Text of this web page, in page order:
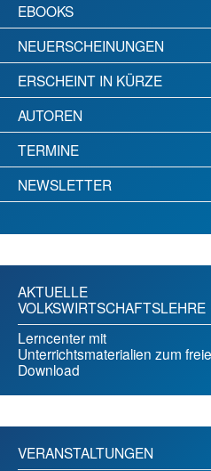
EBOOKS
NEUERSCHEINUNGEN
ERSCHEINT IN KÜRZE
AUTOREN
TERMINE
NEWSLETTER
AKTUELLE
VOLKSWIRTSCHAFTSLEHRE
Lerncenter mit
Unterrichtsmaterialien zum
Download
VERANSTALTUNGEN